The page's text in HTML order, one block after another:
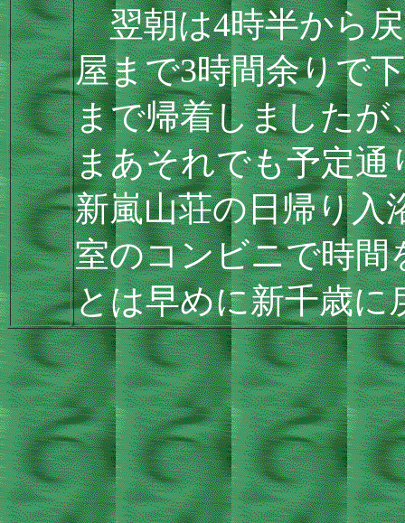
翌朝は4時半から戻
屋まで3時間余りで
まで帰着しましたが
まあそれでも予定通
新嵐山荘の日帰り入
室のコンビニで時間
とは早めに新千歳に